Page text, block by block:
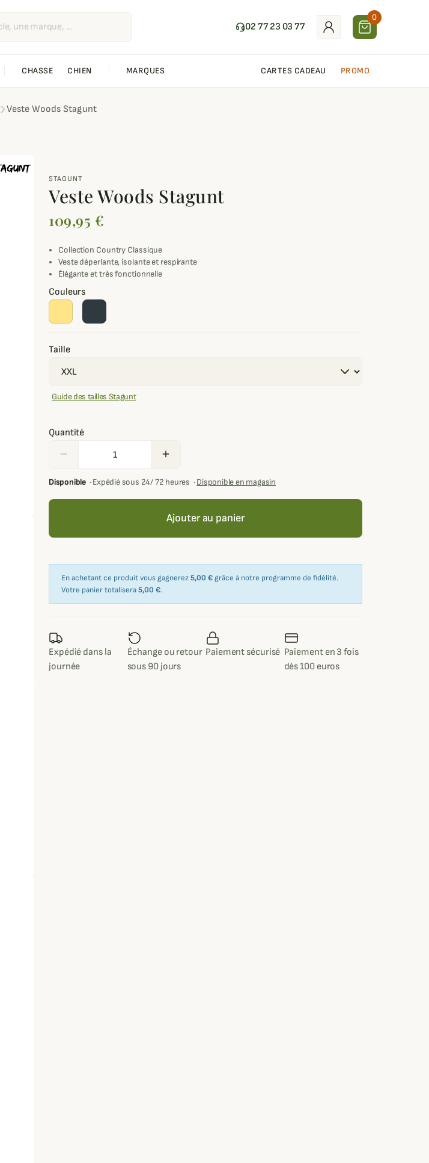
02 77 23 03 77
0
CHASSE CHIEN MARQUES CARTES CADEAU PROMO
Veste Woods Stagunt
STAGUNT
Veste Woods Stagunt
109,95 €
Collection Country Classique
Veste déperlante, isolante et respirante
Élégante et très fonctionnelle
Couleurs
Taille
Guide des tailles Stagunt
Quantité
remove add
Disponible ·Expédié sous 24/ 72 heures ·Disponible en magasin
Ajouter au panier
En achetant ce produit vous gagnerez5,00 € grâce à notre programme de fidélité.
Votre panier totalisera5,00 €.
Expédié dans la
journée
Échange ou retour
sous 90 jours
Paiement sécurisé Paiement en 3 fois
dès 100 euros